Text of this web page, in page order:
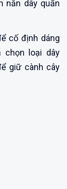
nắn dây quấn
cố định dáng
chọn loại dây
giữ cành cây